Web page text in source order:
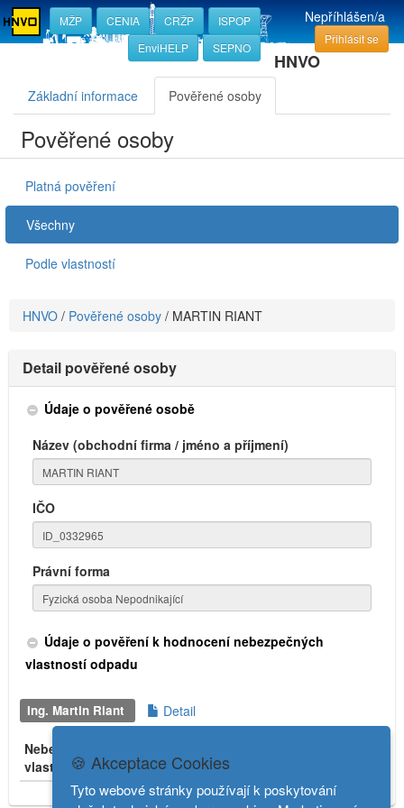
MŽP CENIA CRŽP
ISPOP
EnviHELP
SEPNO
Nepříhlášen/a
Přihlásit se
HNVO
Základní informace Pověřené osoby
Pověřené osoby
Platná pověření
Všechny
Podle vlastností
HNVO / Pověřené osoby / MARTIN RIANT
Detail pověřené osoby
Údaje o pověřené osobě
Název (obchodní firma / jméno a příjmení)
IČO
Právní forma
Údaje o pověření k hodnocení nebezpečných
vlastností odpadu
Ing. Martin Riant Detail
Nebezpečné
vlastnosti
platnosti
🍪 Akceptace Cookies
Tyto webové stránky používají k poskytování